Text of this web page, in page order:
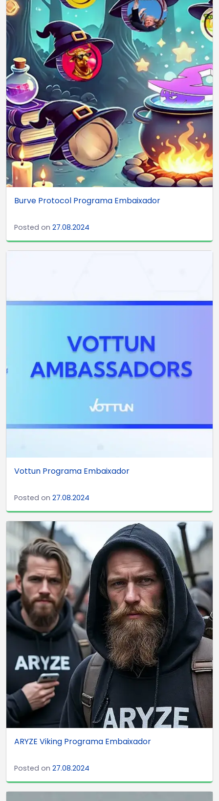
Burve Protocol Programa Embaixador
Posted on 27.08.2024
Vottun Programa Embaixador
Posted on 27.08.2024
ARYZE Viking Programa Embaixador
Posted on 27.08.2024